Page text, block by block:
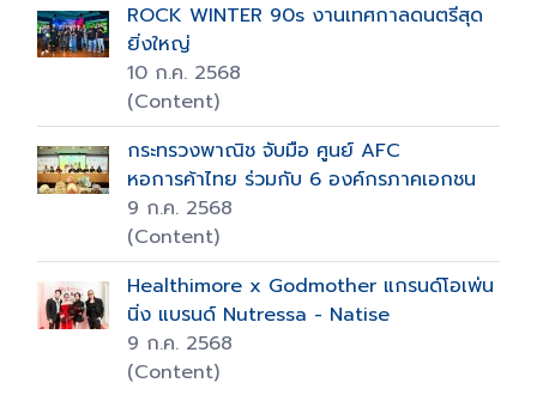
ROCK WINTER 90s งานเทศกาลดนตรีสุด
ยิ่งใหญ่
10 ก.ค. 2568
(Content)
กระทรวงพาณิช จับมือ ศูนย์ AFC
หอการค้าไทย ร่วมกับ 6 องค์กรภาคเอกชน
9 ก.ค. 2568
(Content)
Healthimore x Godmother แกรนด์โอเพ่น
นิ่ง แบรนด์ Nutressa - Natise
9 ก.ค. 2568
(Content)